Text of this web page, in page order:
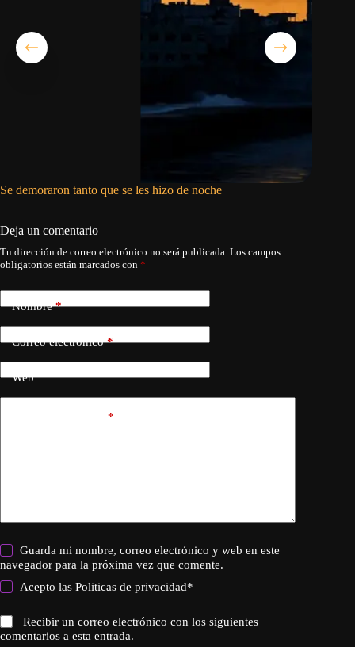
Se demoraron tanto que se les hizo de noche
Deja un comentario
Tu dirección de correo electrónico no será publicada. Los campos
obligatorios están marcados con *
Nombre*
Correo electrónico*
Web
*
Guarda mi nombre, correo electrónico y web en este
navegador para la próxima vez que comente.
Acepto lasPoliticas de privacidad*
Recibir un correo electrónico con los siguientes
comentarios a esta entrada.